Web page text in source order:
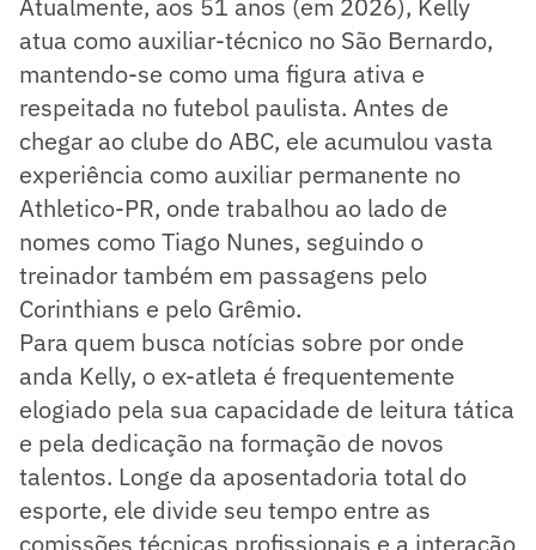
atua como auxiliar-técnico no São Bernardo,
mantendo-se como uma figura ativa e
respeitada no futebol paulista. Antes de
chegar ao clube do ABC, ele acumulou vasta
experiência como auxiliar permanente no
Athletico-PR, onde trabalhou ao lado de
nomes como Tiago Nunes, seguindo o
treinador também em passagens pelo
Corinthians e pelo Grêmio.
Para quem busca notícias sobre por onde
anda Kelly, o ex-atleta é frequentemente
elogiado pela sua capacidade de leitura tática
e pela dedicação na formação de novos
talentos. Longe da aposentadoria total do
esporte, ele divide seu tempo entre as
comissões técnicas profissionais e a interação